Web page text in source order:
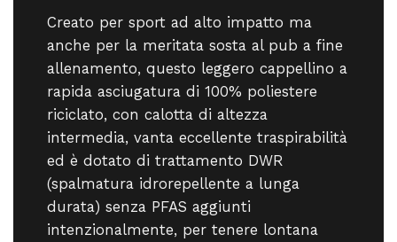
Creato per sport ad alto impatto ma
anche per la meritata sosta al pub a fine
allenamento, questo leggero cappellino a
rapida asciugatura di 100% poliestere
riciclato, con calotta di altezza
intermedia, vanta eccellente traspirabilità
ed è dotato di trattamento DWR
(spalmatura idrorepellente a lunga
durata) senza PFAS aggiunti
intenzionalmente, per tenere lontana